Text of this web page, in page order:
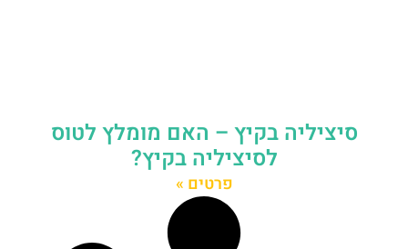
סיציליה בקיץ – האם מומלץ לטוס
לסיציליה בקיץ?
פרטים »